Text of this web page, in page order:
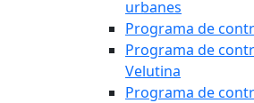
urbanes
Programa de
Programa de
Velutina
Programa de